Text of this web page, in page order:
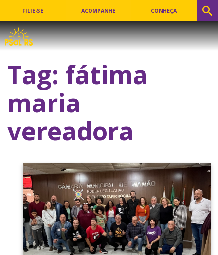
FILIE-SE ACOMPANHE CONHEÇA
Tag: fátima
maria
vereadora